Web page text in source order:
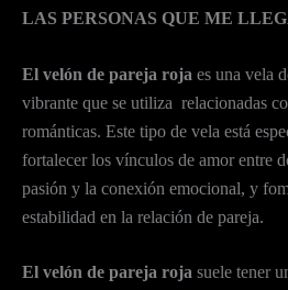
LAS PERSONAS QUE ME
El velón de pareja roja es una vela
vibrante que se utiliza relacionadas
románticas. Este tipo de vela está
fortalecer los vínculos de amor entre
pasión y la conexión emocional, y
estabilidad en la relación de pareja.
El velón de pareja roja suele tener